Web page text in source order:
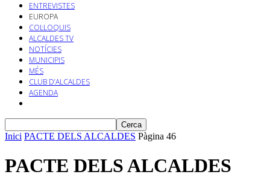
ENTREVISTES
EUROPA
COL·LOQUIS
ALCALDES TV
NOTÍCIES
MUNICIPIS
MÉS
CLUB D’ALCALDES
AGENDA
Inici PACTE DELS ALCALDES Pàgina 46
PACTE DELS ALCALDES